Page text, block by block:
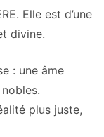
Elle est d’une
divine.
: une âme
plus juste,